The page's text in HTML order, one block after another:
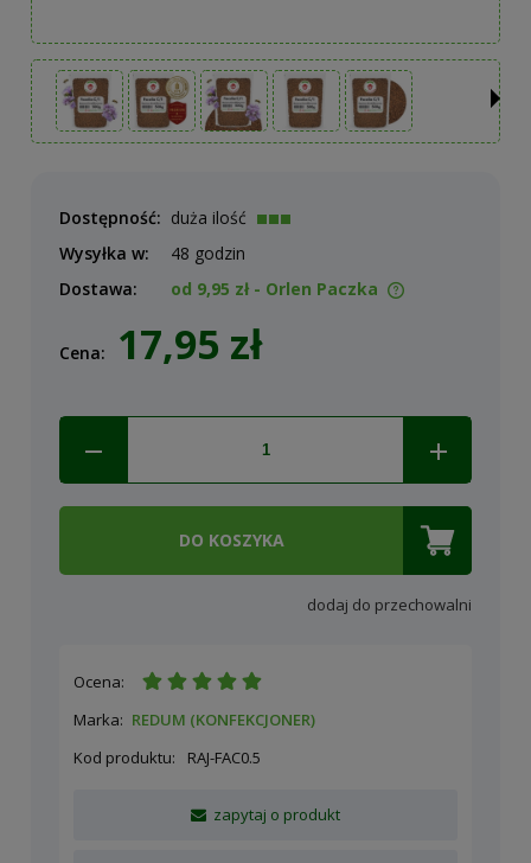
Dostępność: duża ilość
Wysyłka w:
48 godzin
Dostawa:
od 9,95 zł - Orlen Paczka
Cena: 17,95 zł
DO KOSZYKA
dodaj do przechowalni
Ocena:
Marka: REDUM (KONFEKCJONER)
Kod produktu:
RAJ-FAC0.5
zapytaj o produkt